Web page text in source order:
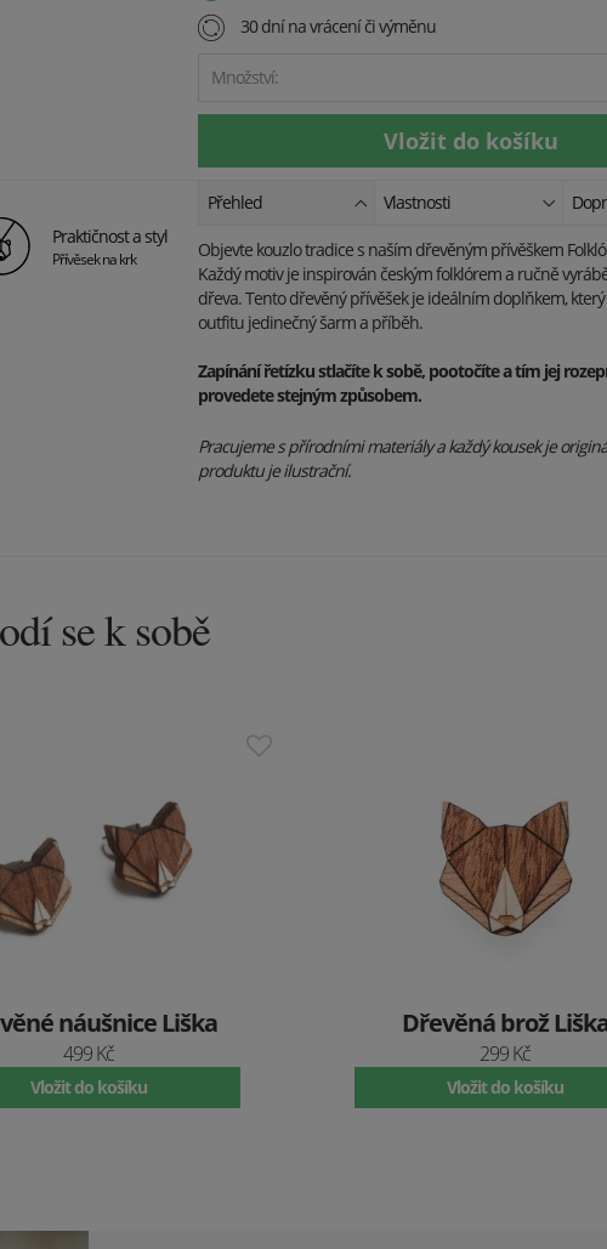
30 dní na vrácení či výměnu
Množství:
Praktičnost a styl
Přívěsek na krk
Přehled Vlastnosti
Objevte kouzlo tradice s naším dřevěným přívěškem
Každý motiv je inspirován českým folklórem a ručně
dřeva. Tento dřevěný přívěšek je ideálním doplňkem,
outfitu jedinečný šarm a příběh.
Zapínání řetízku stlačíte k sobě, pootočíte a tím jej
provedete stejným způsobem.
Pracujeme s přírodními materiály a každý kousek je
produktu je ilustrační.
se k sobě
náušnice Liška
499 Kč
Vložit do košíku
Dřevěná brož
299 Kč
Vložit do košíku